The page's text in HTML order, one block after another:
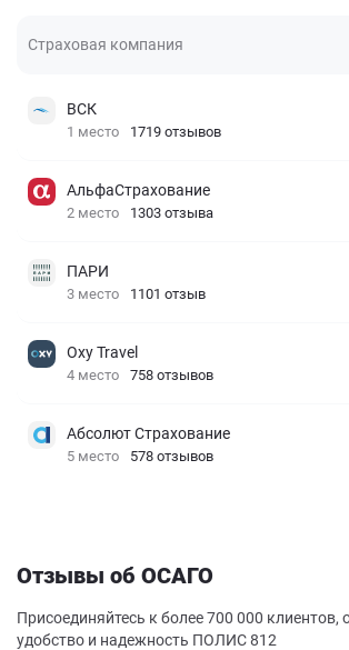
Страховая компания
ВСК
1 место 1719 отзывов
АльфаСтрахование
2 место 1303 отзыва
ПАРИ
3 место 1101 отзыв
Oxy Travel
4 место 758 отзывов
Абсолют Страхование
5 место 578 отзывов
Отзывы об ОСАГО
Присоединяйтесь к более 700 000 клиентов,
удобство и надежность ПОЛИС 812